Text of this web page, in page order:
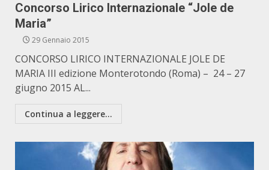
Concorso Lirico Internazionale “Jole de
Maria”
29 Gennaio 2015
CONCORSO LIRICO INTERNAZIONALE JOLE DE
MARIA III edizione Monterotondo (Roma) – 24 – 27
giugno 2015 AL...
Continua a leggere...